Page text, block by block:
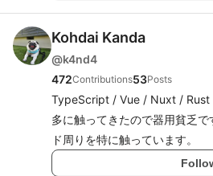
Kohdai Kanda
@k4nd4
472Contributions53Posts
TypeScript / Vue / Nuxt / Rust
多に触ってきたので器用貧乏
ド周りを特に触っています。